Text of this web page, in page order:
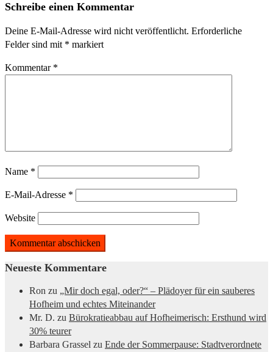
Schreibe einen Kommentar
Deine E-Mail-Adresse wird nicht veröffentlicht. Erforderliche
Felder sind mit * markiert
Kommentar *
Name *
E-Mail-Adresse *
Website
Neueste Kommentare
Ron zu „Mir doch egal, oder?“ – Plädoyer für ein sauberes
Hofheim und echtes Miteinander
Mr. D. zu Bürokratieabbau auf Hofheimerisch: Ersthund wird
30% teurer
Barbara Grassel zu Ende der Sommerpause: Stadtverordnete